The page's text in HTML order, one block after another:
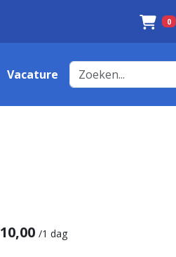
0
Vacature
10,00 /1 dag